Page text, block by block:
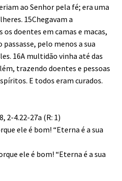
ao Senhor pela fé; era uma
15Chegavam a
doentes em camas e macas,
pelo menos a sua
16A multidão vinha até das
trazendo doentes e pessoas
E todos eram curados.
2-4.22-27a (R: 1)
ele é bom! “Eterna é a sua
ele é bom! “Eterna é a sua